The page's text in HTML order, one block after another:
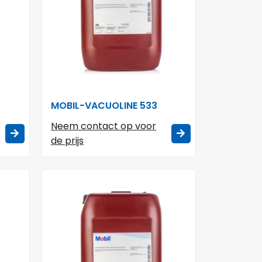
MOBIL-VACUOLINE 533
Neem contact op voor
de prijs